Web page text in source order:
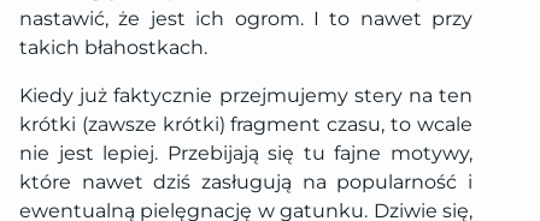
nastawić, że jest ich ogrom. I to nawet przy
takich błahostkach.
Kiedy już faktycznie przejmujemy stery na ten
krótki (zawsze krótki) fragment czasu, to wcale
nie jest lepiej. Przebijają się tu fajne motywy,
które nawet dziś zasługują na popularność i
ewentualną pielęgnację w gatunku. Dziwie się,